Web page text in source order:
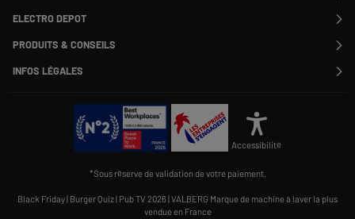
Contactez-nous
Suivre ma commande
Modifier ou annuler ma commande
SAV
Payer en plusieurs fois
ELECTRO DEPOT
Rejoignez-nous !
Alliance Valiuz
PRODUITS & CONSEILS
Nos marques
Les avis du site
Le moins cher
Offres de remboursement
Conseils produits
Cartes cadeaux
INFOS LÉGALES
Politique cookies
Gérer les cookies
Charte de protection
Accessibilité : non conforme
Accessibilité
*Sous réserve de validation de votre paiement.
Black Friday Burger Quiz Pub TV 2026 VALBERG Marque de machine à laver la plus
vendue en France